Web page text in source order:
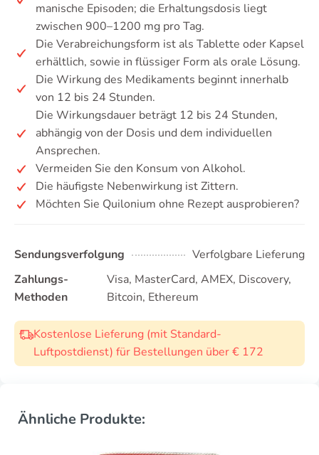
manische Episoden; die Erhaltungsdosis liegt
zwischen 900–1200 mg pro Tag.
Die Verabreichungsform ist als Tablette oder Kapsel
erhältlich, sowie in flüssiger Form als orale Lösung.
Die Wirkung des Medikaments beginnt innerhalb
von 12 bis 24 Stunden.
Die Wirkungsdauer beträgt 12 bis 24 Stunden,
abhängig von der Dosis und dem individuellen
Ansprechen.
Vermeiden Sie den Konsum von Alkohol.
Die häufigste Nebenwirkung ist Zittern.
Möchten Sie Quilonium ohne Rezept ausprobieren?
Sendungsverfolgung
Verfolgbare Lieferung
Zahlungs-
Methoden
Visa, MasterCard, AMEX, Discovery,
Bitcoin, Ethereum
Kostenlose Lieferung (mit Standard-
Luftpostdienst) für Bestellungen über € 172
Ähnliche Produkte: